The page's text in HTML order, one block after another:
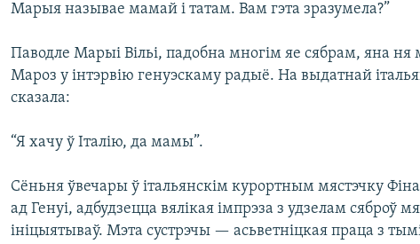
Марыя называе мамай і татам. Вам гэта зразумела?”
Паводле Марыі Вільі, падобна многім яе сябрам, яна ня
Мароз у інтэрвію генуэскаму радыё. На выдатнай
сказала:
“Я хачу ў Італію, да мамы”.
Сёньня ўвечары ў італьянскім курортным мястэчку
ад Генуі, адбудзецца вялікая імпрэза з удзелам сяброў
ініцыятываў. Мэта сустрэчы — асьветніцкая праца з